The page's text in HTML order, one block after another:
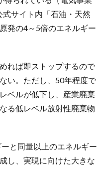
サイト内「石油・天然
発の4～5倍のエネルギー
れば即ストップするので
い。ただし、50年程度で
ベルが低下し、産業廃棄
る低レベル放射性廃棄物
と同量以上のエネルギー
し、実現に向けた大きな